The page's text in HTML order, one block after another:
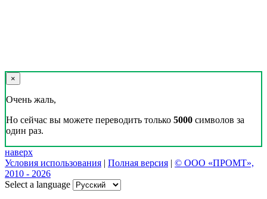
×
Очень жаль,
Но сейчас вы можете переводить только 5000 символов за
один раз.
наверх
Условия использования | Полная версия | © ООО «ПРОМТ»,
2010 - 2026
Select a language